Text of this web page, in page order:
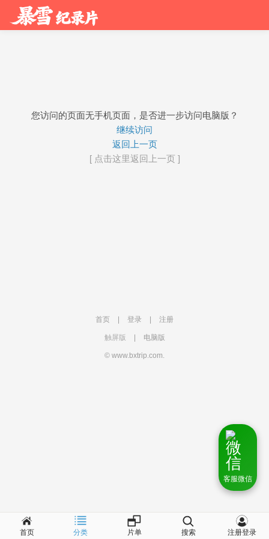
您访问的页面无手机页面，是否进一步访问电脑版？
继续访问
返回上一页
[ 点击这里返回上一页 ]
客服微信
首页 登录 注册
触屏版 电脑版
© www.bxtrip.com.
首页 分类 片单 搜索 注册登录